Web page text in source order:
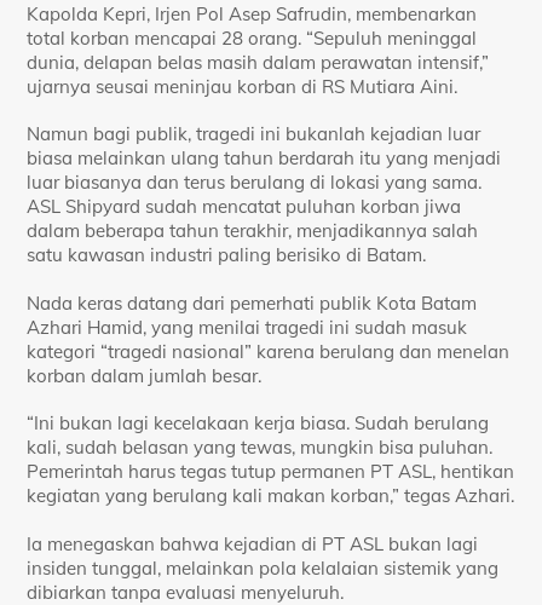
Kapolda Kepri, Irjen Pol Asep Safrudin, membenarkan
total korban mencapai 28 orang. “Sepuluh meninggal
dunia, delapan belas masih dalam perawatan intensif,”
ujarnya seusai meninjau korban di RS Mutiara Aini.
Namun bagi publik, tragedi ini bukanlah kejadian luar
biasa melainkan ulang tahun berdarah itu yang menjadi
luar biasanya dan terus berulang di lokasi yang sama.
ASL Shipyard sudah mencatat puluhan korban jiwa
dalam beberapa tahun terakhir, menjadikannya salah
satu kawasan industri paling berisiko di Batam.
Nada keras datang dari pemerhati publik Kota Batam
Azhari Hamid, yang menilai tragedi ini sudah masuk
kategori “tragedi nasional” karena berulang dan menelan
korban dalam jumlah besar.
“Ini bukan lagi kecelakaan kerja biasa. Sudah berulang
kali, sudah belasan yang tewas, mungkin bisa puluhan.
Pemerintah harus tegas tutup permanen PT ASL, hentikan
kegiatan yang berulang kali makan korban,” tegas Azhari.
Ia menegaskan bahwa kejadian di PT ASL bukan lagi
insiden tunggal, melainkan pola kelalaian sistemik yang
dibiarkan tanpa evaluasi menyeluruh.